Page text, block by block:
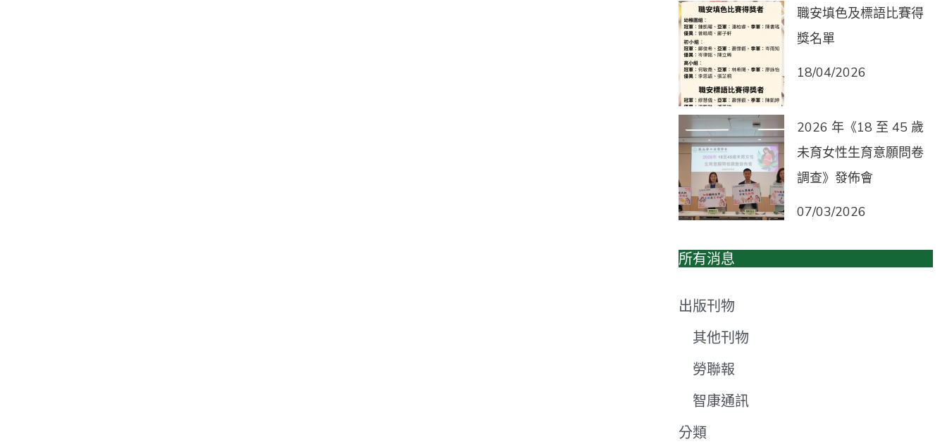
職安填色及標語比賽得
獎名單
18/04/2026
2026 年《18 至 45 歲
未育女性生育意願問卷
調查》發佈會
07/03/2026
所有消息
出版刊物
其他刊物
勞聯報
智康通訊
分類